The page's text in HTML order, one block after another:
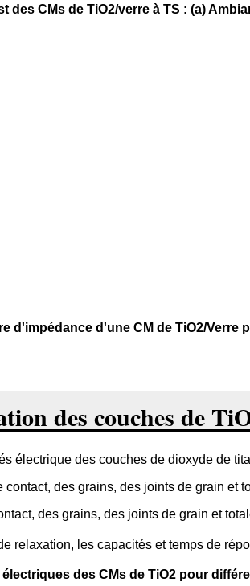
des CMs de TiO2/verre à TS : (a)
d'impédance d'une CM de TiO2/Verre
des couches de
électrique des couches de dioxyde de
des grains, des joints de grain et
des grains, des joints de grain et
relaxation, les capacités et temps de
des CMs de TiO2 pour